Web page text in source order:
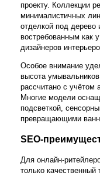
проекту. Коллекции
минималистичных
отделкой под
востребованным как
дизайнеров
Особое внимание
высота
рассчитано с учётом
Многие модели
подсветкой,
превращающими
SEO-
Для онлайн-
только